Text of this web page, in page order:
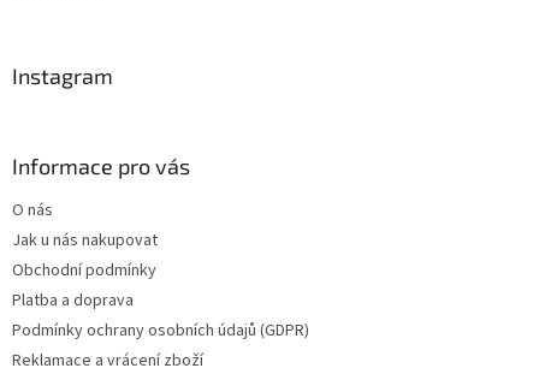
Instagram
Informace pro vás
O nás
Jak u nás nakupovat
Obchodní podmínky
Platba a doprava
Podmínky ochrany osobních údajů (GDPR)
Reklamace a vrácení zboží